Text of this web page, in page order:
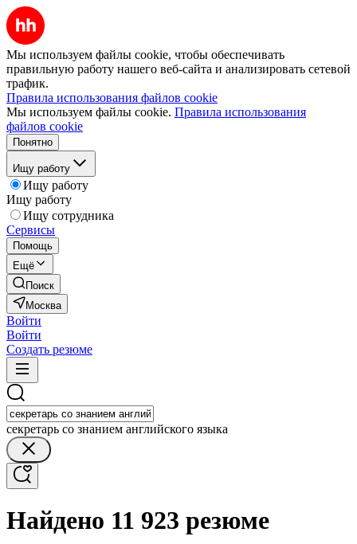
Мы используем файлы cookie, чтобы обеспечивать
правильную работу нашего веб-сайта и анализировать сетевой
трафик.
Правила использования файлов cookie
Мы используем файлы cookie. Правила использования
файлов cookie
Понятно
Ищу работу
Ищу работу
Ищу работу
Ищу сотрудника
Сервисы
Помощь
Ещё
Поиск
Москва
Войти
Войти
Создать резюме
секретарь со знанием английского языка
Найдено 11 923 резюме